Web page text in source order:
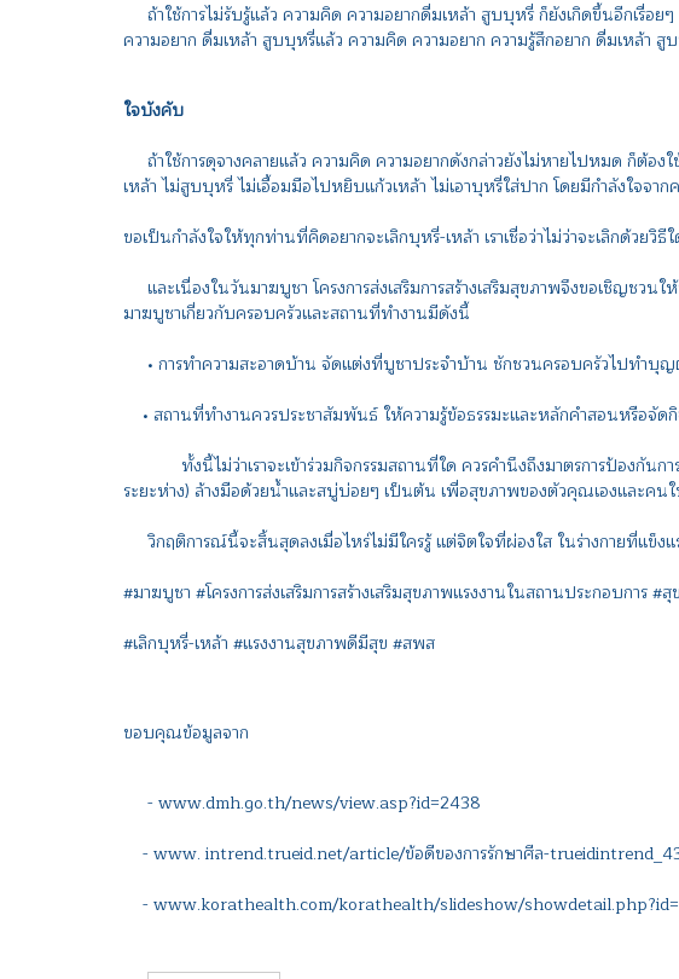
ถ้าใช้การไม่รับรู้แล้ว ความคิด ความอยากดื่มเหล้า สูบบุหรี่ ก็ยังเกิดขึ้นอีกเรื่อ
ความอยาก ดื่มเหล้า สูบบุหรี่แล้ว ความคิด ความอยาก ความรู้สึกอยาก ดื่มเหล้า สู
ใจบังคับ
ถ้าใช้การดุจางคลายแล้ว ความคิด ความอยากดังกล่าวยังไม่หายไปหมด ก็ต้
เหล้า ไม่สูบบุหรี่ ไม่เอื้อมมือไปหยิบแก้วเหล้า ไม่เอาบุหรี่ใส่ปาก โดยมีกำลังใจจาก
ขอเป็นกำลังใจให้ทุกท่านที่คิดอยากจะเลิกบุหรี่-เหล้า เราเชื่อว่าไม่ว่าจะเลิกด้ว
และเนื่องในวันมาฆบูชา โครงการส่งเสริมการสร้างเสริมสุขภาพจึงขอเชิญช
มาฆบูชาเกี่ยวกับครอบครัวและสถานที่ทำงานมีดังนี้
• การทำความสะอาดบ้าน จัดแต่งที่บูชาประจำบ้าน ชักชวนครอบครัวไปทำ
• สถานที่ทำงานควรประชาสัมพันธ์ ให้ความรู้ข้อธรรมะและหลักคำสอนหรือจั
ทั้งนี้ไม่ว่าเราจะเข้าร่วมกิจกรรมสถานที่ใด ควรคำนึงถึงมาตรการป้องกันกา
ระยะห่าง) ล้างมือด้วยน้ำและสบู่บ่อยๆ เป็นต้น เพื่อสุขภาพของตัวคุณเองและคน
วิกฤติการณ์นี้จะสิ้นสุดลงเมื่อไหร่ไม่มีใครรู้ แต่จิตใจที่ผ่องใส ในร่างกายที่แข็
#มาฆบูชา #โครงการส่งเสริมการสร้างเสริมสุขภาพแรงงานในสถานประกอบการ #สุ
#เลิกบุหรี่-เหล้า #แรงงานสุขภาพดีมีสุข #สพส
ขอบคุณข้อมูลจาก
- www.dmh.go.th/news/view.asp?id=2438
- www. intrend.trueid.net/article/ข้อดีของการรักษาศีล-
- www.korathealth.com/korathealth/slideshow/